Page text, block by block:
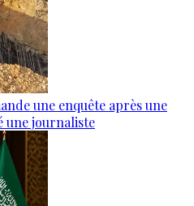
une enquête après une
une journaliste